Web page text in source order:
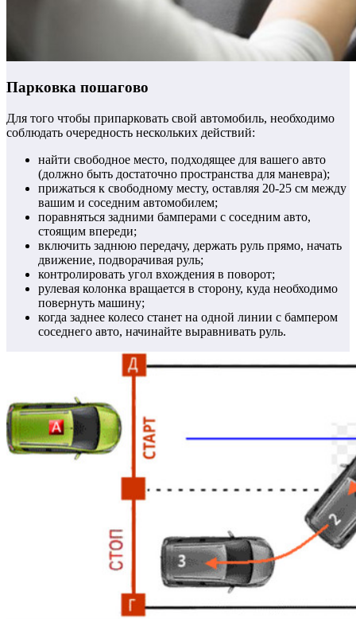
Парковка пошагово
Для того чтобы припарковать свой автомобиль, необходимо
соблюдать очередность нескольких действий:
найти свободное место, подходящее для вашего авто
(должно быть достаточно пространства для маневра);
прижаться к свободному месту, оставляя 20-25 см между
вашим и соседним автомобилем;
поравняться задними бамперами с соседним авто,
стоящим впереди;
включить заднюю передачу, держать руль прямо, начать
движение, подворачивая руль;
контролировать угол вхождения в поворот;
рулевая колонка вращается в сторону, куда необходимо
повернуть машину;
когда заднее колесо станет на одной линии с бампером
соседнего авто, начинайте выравнивать руль.